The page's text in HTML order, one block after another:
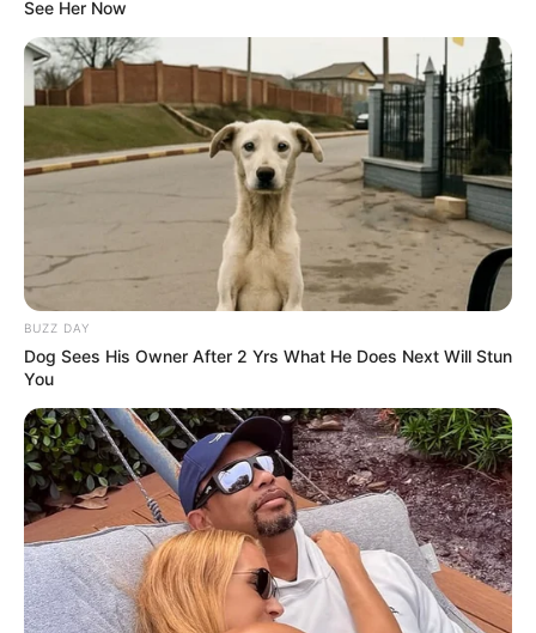
See Her Now
BUZZ DAY
Dog Sees His Owner After 2 Yrs What He Does Next Will Stun
You